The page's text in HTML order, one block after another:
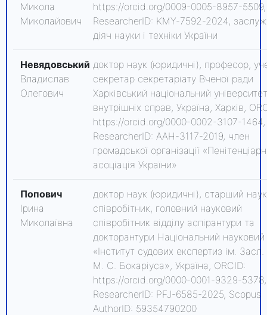
Микола
Миколайович
https://orcid.org/0009-0005-8957-5509,
ResearcherID: KMY-7592-2024,
діяч науки і техніки України
Невядовський
Владислав
Олегович
доктор наук (юридичні), професор,
секретар секретаріату Вченої ради
Харківський національний
внутрішніх справ, Україна, Харків,
https://orcid.org/0000-0002-3107-1464,
ResearcherID: AAH-3117-2019, член
громадської організації
асоціація України»
Попович
Ірина
Миколаївна
доктор наук (юридичні), старший
співробітник, головний науковий
співробітник відділу аспірантури та
докторантури Національний
«Інститут судових експертиз ім.
М. С. Бокаріуса», Україна, ORCID:
https://orcid.org/0000-0001-9329-5378,
ResearcherID: PFJ-6585-2025, Scopus
AuthorID: 59354790200